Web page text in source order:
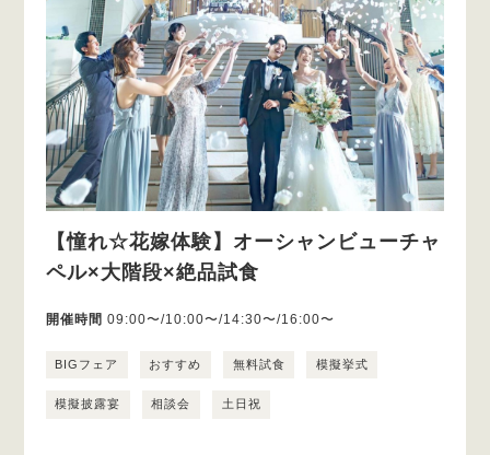
【憧れ☆花嫁体験】オーシャンビューチャ
ペル×大階段×絶品試食
開催時間 09:00〜/10:00〜/14:30〜/16:00〜
BIGフェア おすすめ 無料試食 模擬挙式
模擬披露宴 相談会 土日祝